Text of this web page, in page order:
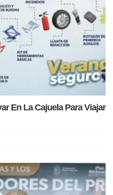
En La Cajuela Para Viajar